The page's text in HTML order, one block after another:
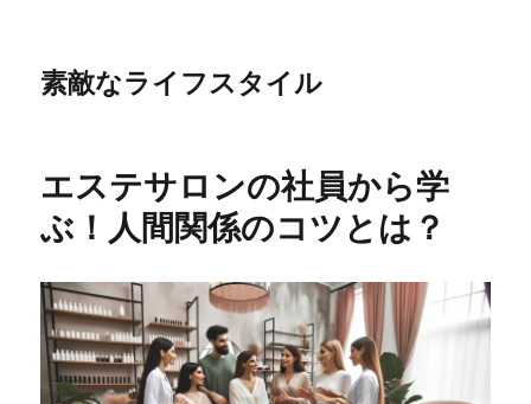
素敵なライフスタイル
エステサロンの社員から学
ぶ！人間関係のコツとは？